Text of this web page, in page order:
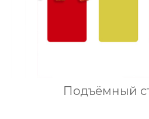
Подъёмный